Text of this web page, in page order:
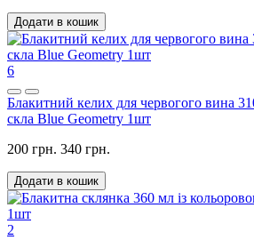
Додати в кошик
6
Блакитний келих для червогого вина
скла Blue Geometry 1шт
200 грн. 340 грн.
Додати в кошик
2